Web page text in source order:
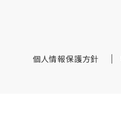
個人情報保護方針